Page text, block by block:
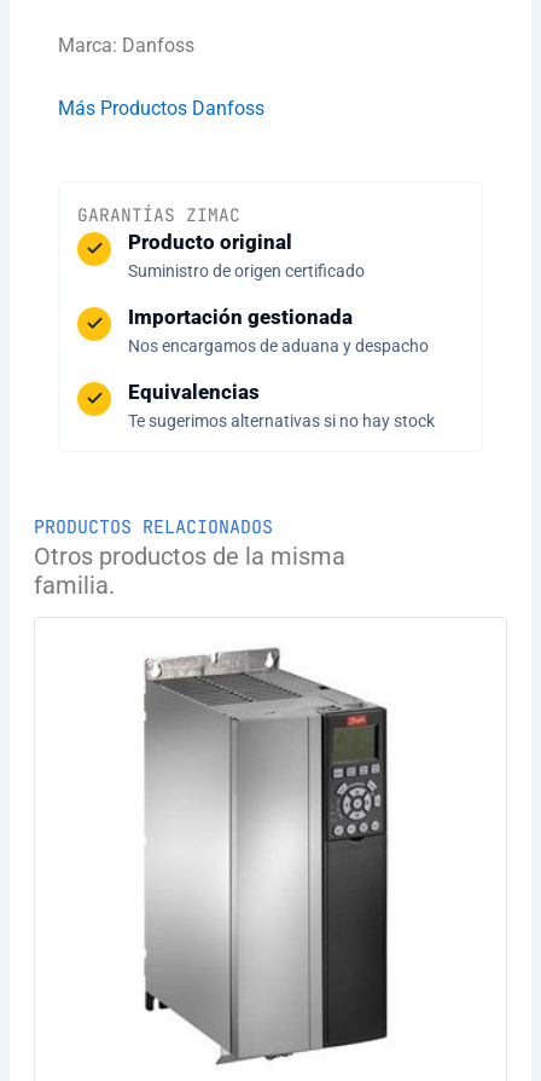
Marca: Danfoss
Más Productos Danfoss
GARANTÍAS ZIMAC
Producto original
Suministro de origen certificado
Importación gestionada
Nos encargamos de aduana y despacho
Equivalencias
Te sugerimos alternativas si no hay stock
PRODUCTOS RELACIONADOS
Otros productos de la misma
familia.